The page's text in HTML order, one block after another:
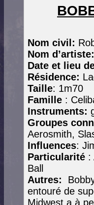
Nom civil:
Nom d’artiste:
Date et lieu
Résidence:
Taille: 1m70
Famille :
Instruments:
Groupes
Aerosmith,
Influences:
Particularité :
Ball
Autres:
entouré de
Midwest a à